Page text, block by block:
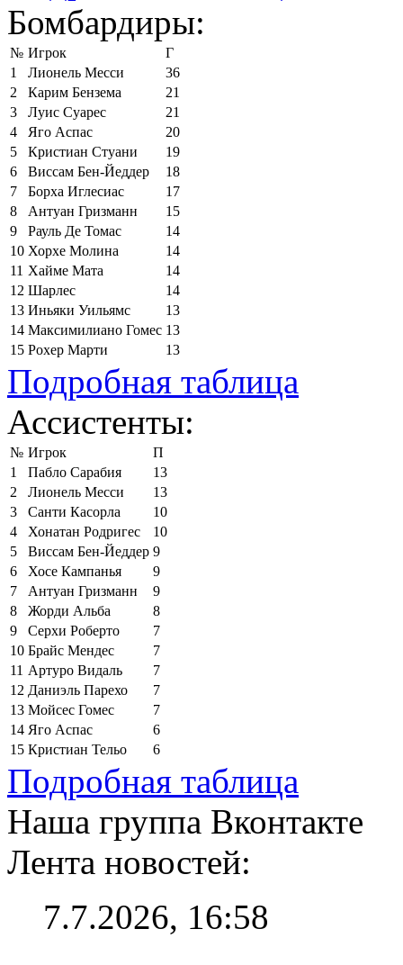
Бомбардиры:
№ Игрок
Г
1
Лионель Месси
36
2
Карим Бензема
21
3
Луис Суарес
21
4
Яго Аспас
20
5
Кристиан Стуани
19
6
Виссам Бен-Йеддер
18
7
Борха Иглесиас
17
8
Антуан Гризманн
15
9
Рауль Де Томас
14
10 Хорхе Молина
14
11 Хайме Мата
14
12 Шарлес
14
13 Иньяки Уильямс
13
14 Максимилиано Гомес 13
15 Рохер Марти 13
Подробная таблица
Ассистенты:
№ Игрок
П
1
Пабло Сарабия
13
2
Лионель Месси
13
3
Санти Касорла
10
4
Хонатан Родригес
10
5
Виссам Бен-Йеддер 9
6
Хосе Кампанья
9
7
Антуан Гризманн
9
8
Жорди Альба
8
9
Серхи Роберто
7
10 Брайс Мендес
7
11 Артуро Видаль
7
12 Даниэль Парехо
7
13 Мойсес Гомес
7
14 Яго Аспас
6
15 Кристиан Тельо 6
Подробная таблица
Наша группа Вконтакте
Лента новостей:
7.7.2026, 16:58